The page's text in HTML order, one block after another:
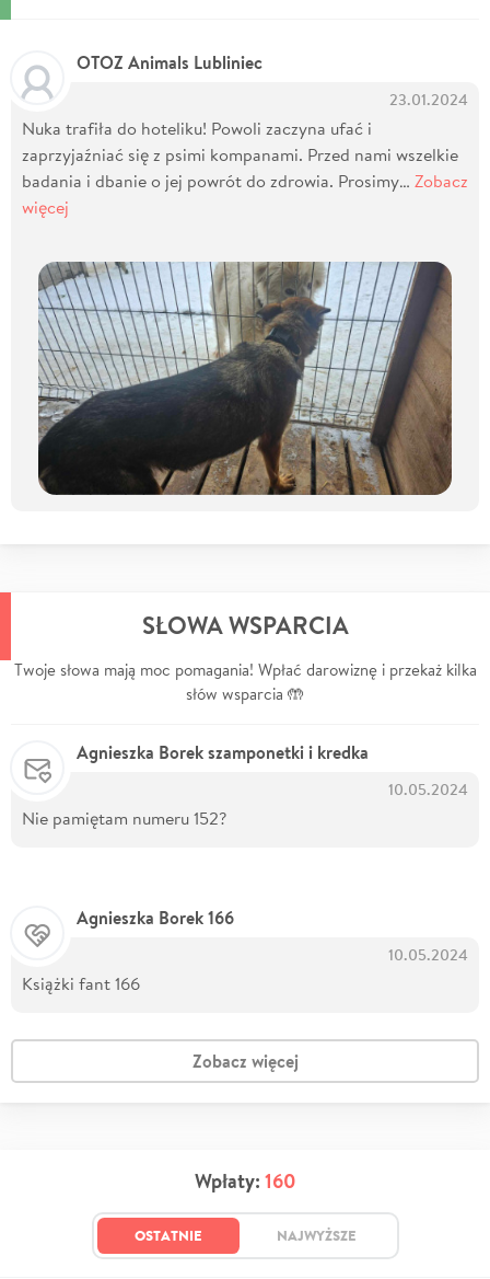
OTOZ Animals Lubliniec
23.01.2024
Nuka trafiła do hoteliku! Powoli zaczyna ufać i
zaprzyjaźniać się z psimi kompanami. Przed nami wszelkie
badania i dbanie o jej powrót do zdrowia. Prosimy… Zobacz
więcej
SŁOWA WSPARCIA
Twoje słowa mają moc pomagania! Wpłać darowiznę i przekaż kilka
słów wsparcia 🤲
Agnieszka Borek szamponetki i kredka
10.05.2024
Nie pamiętam numeru 152?
Agnieszka Borek 166
10.05.2024
Książki fant 166
Zobacz więcej
Wpłaty: 160
OSTATNIE NAJWYŻSZE